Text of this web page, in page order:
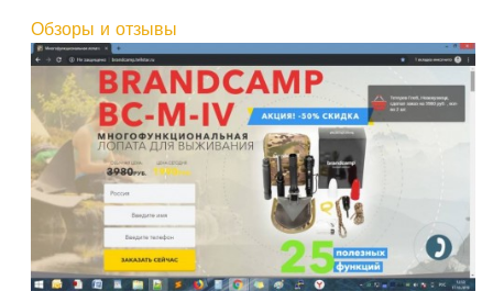
Обзоры и отзывы